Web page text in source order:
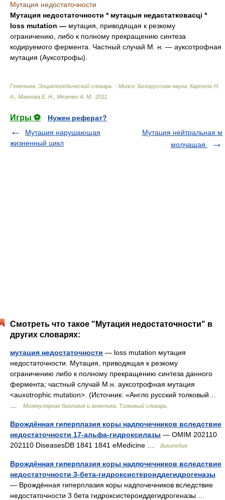
Мутация недостаточности
Мутация недостаточности * мутацыя недастатковасці *
loss mutation — мутация, приводящая к резкому
ограничению, либо к полному прекращению синтеза
кодируемого фермента. Частный случай М. н. — ауксотрофная
мутация (Ауксотрофы).
Генетика. Энциклопедический словарь. - Минск: Белорусская наука Картель Н.
А., Макеева Е. Н., Мезенко А. М.
2011
Игры ⚽
Нужен реферат?
Мутация нарушающая
жизненный цикл
Мутация нейтральная м
молчащая
Смотреть что такое "Мутация недостаточности" в
других словарях:
мутация недостаточности — loss mutation мутация
недостаточности. Мутация, приводящая к резкому
ограничению либо к полному прекращению синтеза данного
фермента; частный случай М.н. ауксотрофная мутация
<auxotrophic mutation>. (Источник: «Англо русский толковый…
Молекулярная биология и генетика. Толковый словарь.
Врождённая гиперплазия коры надпочечников вследствие
недостаточности 17-альфа-гидроксилазы — OMIM 202110
202110 DiseasesDB 1841 1841 eMedicine …
Википедия
Врождённая гиперплазия коры надпочечников вследствие
недостаточности 3-бета-гидроксистероиддегидрогеназы
— Врождённая гиперплазия коры надпочечников вследствие
недостаточности 3 бета гидроксистероиддегидрогеназы …